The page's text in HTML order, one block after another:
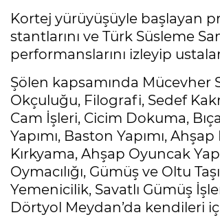
Kortej yürüyüşüyle başlayan
stantlarını ve Türk Süsleme
performanslarını izleyip
Şölen kapsamında Mücevher
Okçuluğu, Filografi, Sedef
Cam İşleri, Cicim Dokuma,
Yapımı, Baston Yapımı,
Kırkyama, Ahşap Oyuncak
Oymacılığı, Gümüş ve Oltu
Yemenicilik, Savatlı Gümüş
Dörtyol Meydan’da kendileri